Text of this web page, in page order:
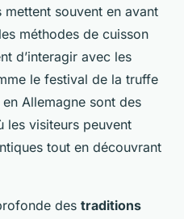
mettent souvent en avant
méthodes de cuisson
d’interagir avec les
le festival de la truffe
Allemagne sont des
les visiteurs peuvent
tout en découvrant
des traditions